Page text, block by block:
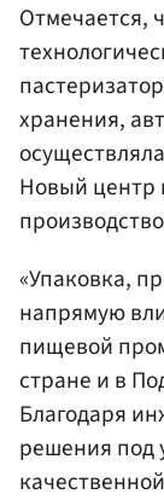
Отмечается,
хранения,
Новый центр
«Упаковка,
напрямую
пищевой
стране и в
Благодаря
решения под